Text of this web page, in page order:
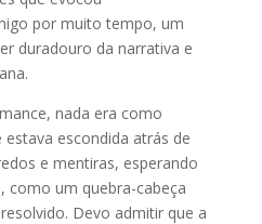
por muito tempo, um
duradouro da narrativa e
nada era como
estava escondida atrás de
e mentiras, esperando
como um quebra-cabeça
Devo admitir que a